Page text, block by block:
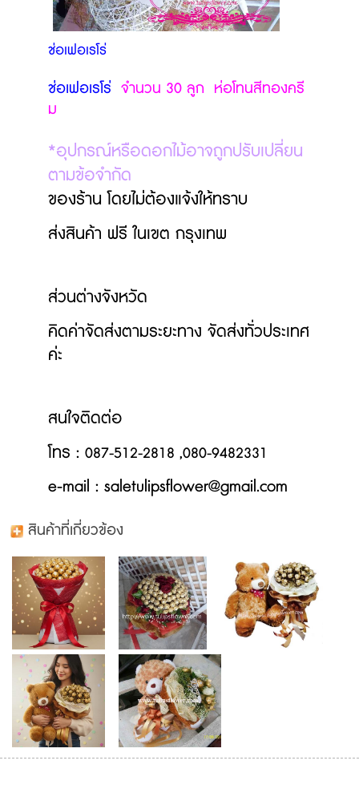
ช่อเฟอเรโร่
ช่อเฟอเรโร่ จำนวน 30 ลูก ห่อโทนสีทองครี
ม
*อุปกรณ์หรือดอกไม้อาจถูกปรับเปลี่ยน
ตามข้อจำกัด
ของร้าน โดยไม่ต้องแจ้งให้ทราบ
ส่งสินค้า ฟรี ในเขต กรุงเทพ
ส่วนต่างจังหวัด
คิดค่าจัดส่งตามระยะทาง จัดส่งทั่วประเทศ
ค่ะ
สนใจติดต่อ
โทร : 087-512-2818 ,080-9482331
e-mail : saletulipsflower@gmail.com
สินค้าที่เกี่ยวข้อง